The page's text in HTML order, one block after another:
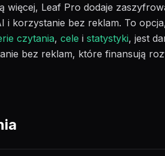
więcej, Leaf Pro dodaje
i korzystanie bez reklam. To
czytania, cele i statystyki, jest
bez reklam, które finansują